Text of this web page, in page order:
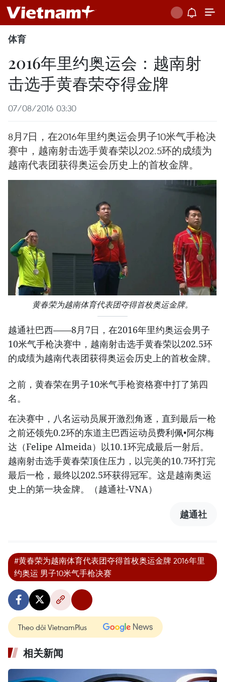
体育
2016年里约奥运会：越南射
击选手黄春荣夺得金牌
07/08/2016 03:30
8月7日，在2016年里约奥运会男子10米气手枪决
赛中，越南射击选手黄春荣以202.5环的成绩为
越南代表团获得奥运会历史上的首枚金牌。
黄春荣为越南体育代表团夺得首枚奥运金牌。
越通社巴西——8月7日，在2016年里约奥运会男子
10米气手枪决赛中，越南射击选手黄春荣以202.5环
的成绩为越南代表团获得奥运会历史上的首枚金牌。
之前，黄春荣在男子10米气手枪资格赛中打了第四
名。
在决赛中，八名运动员展开激烈角逐，直到最后一枪
之前还领先0.2环的东道主巴西运动员费利佩•阿尔梅
达（Felipe Almeida）以10.1环完成最后一射后。
越南射击选手黄春荣顶住压力，以完美的10.7环打完
最后一枪，最终以202.5环获得冠军。这是越南奥运
史上的第一块金牌。（越通社-VNA）
越通社
#黄春荣为越南体育代表团夺得首枚奥运金牌 2016年里
约奥运 男子10米气手枪决赛
Theo dõi VietnamPlus
相关新闻